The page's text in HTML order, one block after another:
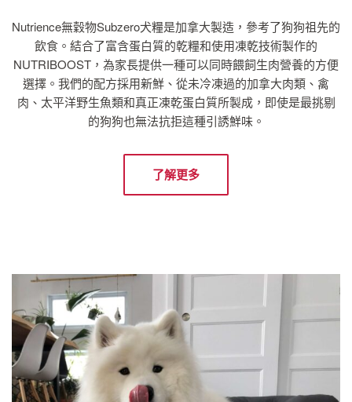
Nutrience無穀物Subzero犬糧是加拿大製造，參考了狗狗祖先的
飲食。結合了富含蛋白質的乾糧和使用凍乾技術製作的
NUTRIBOOST，為家長提供一種可以同時餵飼生肉營養的方便
選擇。我們的配方採用新鮮、從未冷凍過的加拿大肉類、禽
肉、太平洋野生魚類和真正凍乾蛋白質所製成，即使是最挑剔
的狗狗也無法抗拒這種引誘鮮味。
了解更多